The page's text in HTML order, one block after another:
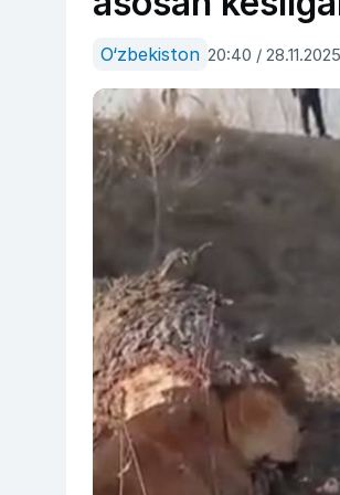
O‘zbekiston 20:40 / 28.11.2025